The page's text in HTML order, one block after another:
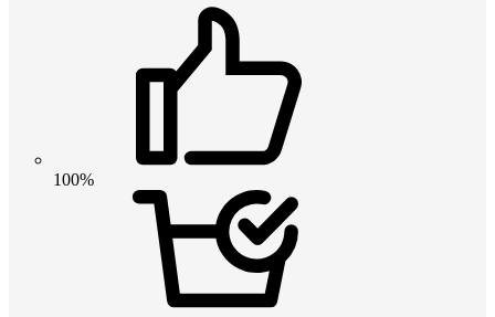
100%